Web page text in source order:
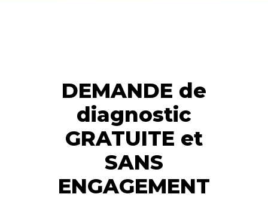
DEMANDE de
diagnostic
GRATUITE et
SANS
ENGAGEMENT